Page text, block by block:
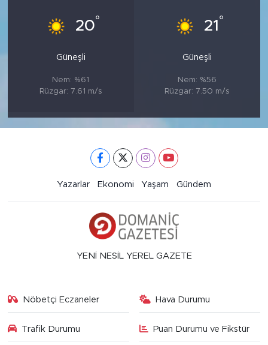
20°
Güneşli
Nem: %61
Rüzgar: 7.61 m/s
21 °
Güneşli
Nem: %56
Rüzgar: 7.50 m/s
Yazarlar Ekonomi Yaşam Gündem
YENİ NESİL YEREL GAZETE
Nöbetçi Eczaneler Hava Durumu
Trafik Durumu Puan Durumu ve Fikstür